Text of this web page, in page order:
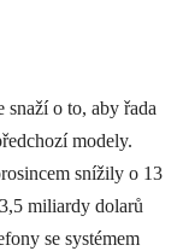
snaží o to, aby řada
modely.
snížily o 13
miliardy dolarů
se systémem